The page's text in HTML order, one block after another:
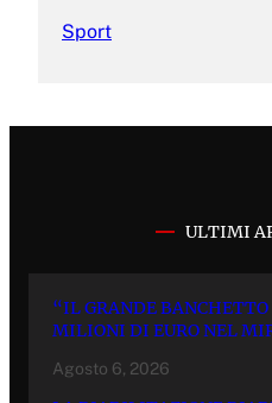
Sport
ULTIMI
“IL GRANDE
MILIONI DI EURO NEL
Agosto 6, 2026